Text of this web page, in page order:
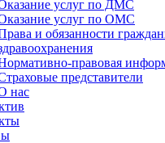
услуг по ДМС
услуг по ОМС
и обязанности
правовая
представители
нас